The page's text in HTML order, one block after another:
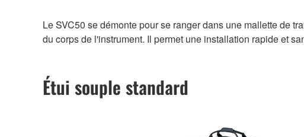
Le SVC50 se démonte pour se ranger dans une mallette de
du corps de l'instrument. Il permet une installation rapide et
Étui souple standard